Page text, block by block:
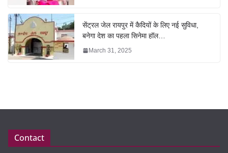
सेंट्रल जेल रायपुर में कैदियों के लिए नई सुविधा,
बनेगा देश का पहला सिनेमा हॉल…
March 31, 2025
Contact